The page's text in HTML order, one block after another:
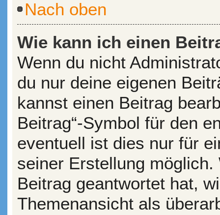
Nach oben
Wie kann ich einen
Wenn du nicht
du nur deine eigenen
kannst einen Beitrag
Beitrag“-Symbol für den
eventuell ist dies nur für
seiner Erstellung
Beitrag geantwortet hat,
Themenansicht als